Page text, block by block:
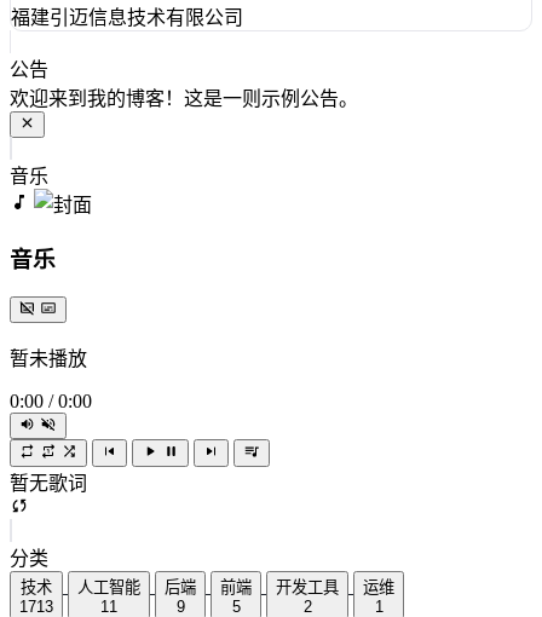
福建引迈信息技术有限公司
公告
欢迎来到我的博客！这是一则示例公告。
音乐
音乐
暂未播放
0:00 / 0:00
暂无歌词
分类
技术
1713
人工智能
11
后端
9
前端
5
开发工具
2
运维
1